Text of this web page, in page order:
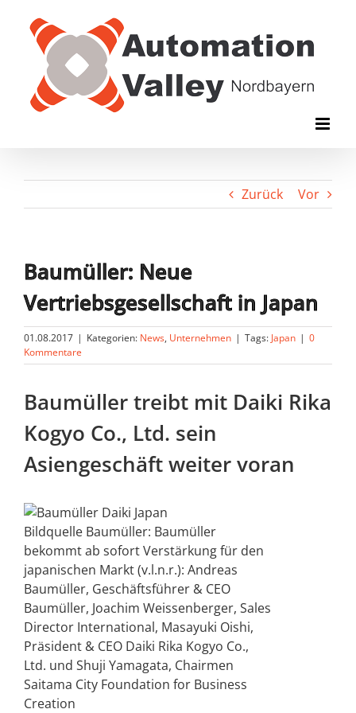
Inhalt
springen
Zurück Vor
Baumüller: Neue
Vertriebsgesellschaft in Japan
01.08.2017 | Kategorien: News, Unternehmen | Tags: Japan | 0
Kommentare
Baumüller treibt mit Daiki Rika
Kogyo Co., Ltd. sein
Asiengeschäft weiter voran
Bildquelle Baumüller: Baumüller
bekommt ab sofort Verstärkung für den
japanischen Markt (v.l.n.r.): Andreas
Baumüller, Geschäftsführer & CEO
Baumüller, Joachim Weissenberger, Sales
Director International, Masayuki Oishi,
Präsident & CEO Daiki Rika Kogyo Co.,
Ltd. und Shuji Yamagata, Chairmen
Saitama City Foundation for Business
Creation